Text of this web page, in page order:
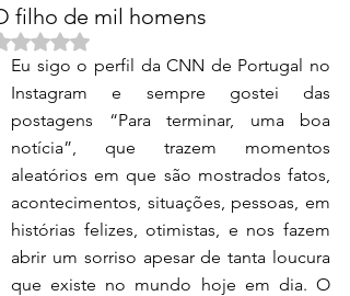
filho de mil homens
Avaliado com NaN de 5 estrelas.
Eu sigo o perfil da CNN de Portugal no
Instagram e sempre gostei das
postagens “Para terminar, uma boa
notícia”, que trazem momentos
aleatórios em que são mostrados fatos,
acontecimentos, situações, pessoas, em
histórias felizes, otimistas, e nos fazem
abrir um sorriso apesar de tanta loucura
que existe no mundo hoje em dia. O